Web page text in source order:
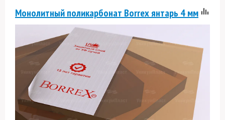
Монолитный поликарбонат Borrex янтарь 4 мм